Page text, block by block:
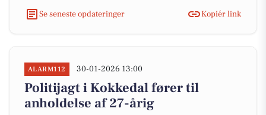
Se seneste opdateringer
Kopiér link
ALARM112 30-01-2026 13:00
Politijagt i Kokkedal fører til
anholdelse af 27-årig